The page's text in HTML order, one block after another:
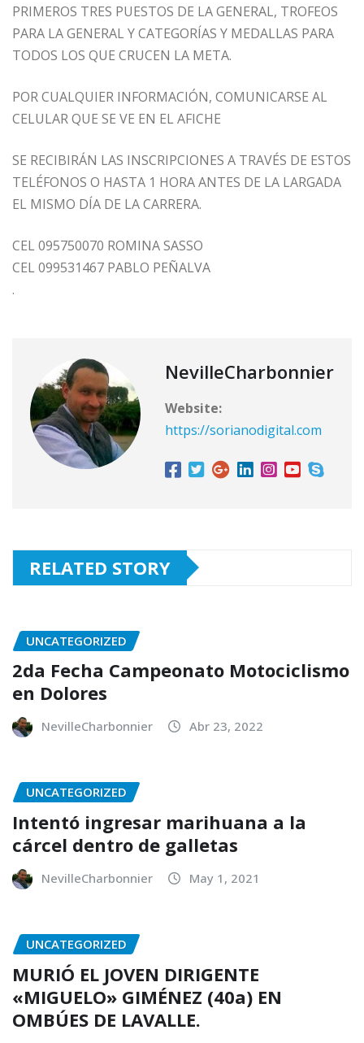
PRIMEROS TRES PUESTOS DE LA GENERAL, TROFEOS
PARA LA GENERAL Y CATEGORÍAS Y MEDALLAS PARA
TODOS LOS QUE CRUCEN LA META.
POR CUALQUIER INFORMACIÓN, COMUNICARSE AL
CELULAR QUE SE VE EN EL AFICHE
SE RECIBIRÁN LAS INSCRIPCIONES A TRAVÉS DE ESTOS
TELÉFONOS O HASTA 1 HORA ANTES DE LA LARGADA
EL MISMO DÍA DE LA CARRERA.
CEL 095750070 ROMINA SASSO
CEL 099531467 PABLO PEÑALVA
.
NevilleCharbonnier
Website:
https://sorianodigital.com
RELATED STORY
UNCATEGORIZED
2da Fecha Campeonato Motociclismo
en Dolores
NevilleCharbonnier Abr 23, 2022
UNCATEGORIZED
Intentó ingresar marihuana a la
cárcel dentro de galletas
NevilleCharbonnier May 1, 2021
UNCATEGORIZED
MURIÓ EL JOVEN DIRIGENTE
«MIGUELO» GIMÉNEZ (40a) EN
OMBÚES DE LAVALLE.